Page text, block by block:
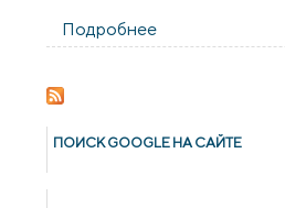
Подробнее
спасателей
ПОИСК GOОGLE НА САЙТЕ